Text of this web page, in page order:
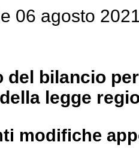
06 agosto
del bilancio
legge
modifiche